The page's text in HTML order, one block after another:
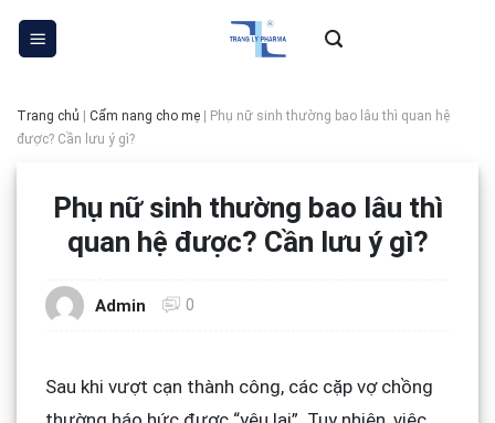
Skip
Trang chủ Cẩm nang cho mẹ
Phụ nữ sinh thường bao lâu thì quan hệ
được? Cần lưu ý gì?
Phụ nữ sinh thường bao lâu thì
quan hệ được? Cần lưu ý gì?
Admin 0
Sau khi vượt cạn thành công, các cặp vợ chồng